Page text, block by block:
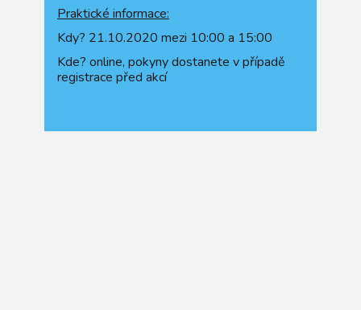
Praktické informace:
Kdy? 21.10.2020 mezi 10:00 a 15:00
Kde? online, pokyny dostanete v případě
registrace před akcí